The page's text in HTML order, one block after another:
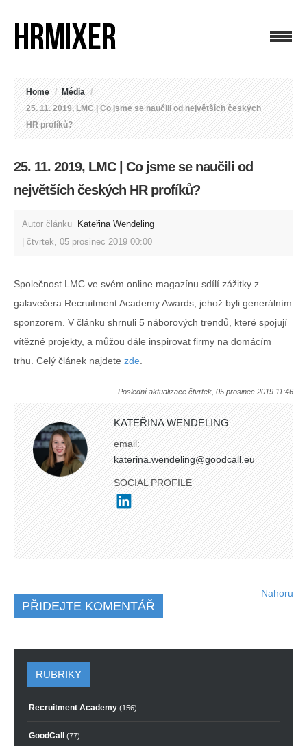
Home / Média /
25. 11. 2019, LMC | Co jsme se naučili od největších českých
HR profíků?
25. 11. 2019, LMC | Co jsme se naučili od
největších českých HR profíků?
Autor článku
Kateřina Wendeling
čtvrtek, 05 prosinec 2019 00:00
Společnost LMC ve svém online magazínu sdílí zážitky z
galavečera Recruitment Academy Awards, jehož byli generálním
sponzorem. V článku shrnuli 5 náborových trendů, které spojují
vítězné projekty, a můžou dále inspirovat firmy na domácím
trhu. Celý článek najdete zde
Poslední aktualizace čtvrtek, 05 prosinec 2019 11:46
KATEŘINA WENDELING
email:
katerina.wendeling@goodcall.eu
SOCIAL PROFILE
PŘIDEJTE KOMENTÁŘ
Nahoru
RUBRIKY
Recruitment Academy (156)
GoodCall (77)